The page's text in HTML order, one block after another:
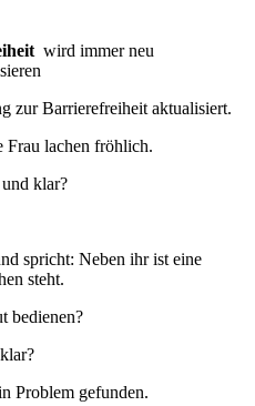
wird immer neu
zur Barrierefreiheit aktualisiert.
klar?
bedienen?
Problem gefunden.